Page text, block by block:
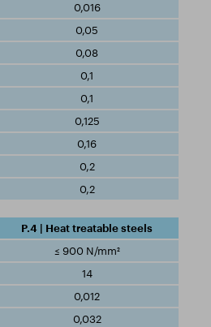
0,016
0,05
0,08
0,1
0,1
0,125
0,16
0,2
0,2
P.4 | Heat treatable steels
≤ 900 N/mm²
14
0,012
0,032